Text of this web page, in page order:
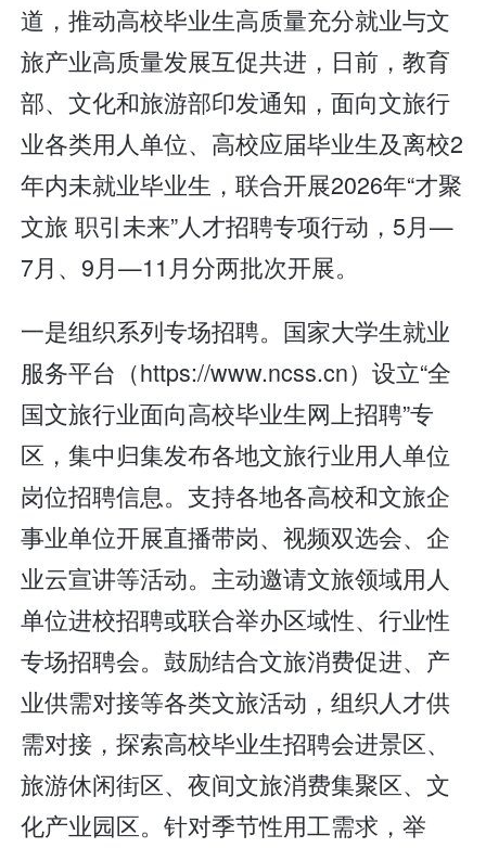
道，推动高校毕业生高质量充分就业与文
旅产业高质量发展互促共进，日前，教育
部、文化和旅游部印发通知，面向文旅行
业各类用人单位、高校应届毕业生及离校2
年内未就业毕业生，联合开展2026年“才聚
文旅 职引未来”人才招聘专项行动，5月—
7月、9月—11月分两批次开展。
一是组织系列专场招聘。国家大学生就业
服务平台（https://www.ncss.cn）设立“全
国文旅行业面向高校毕业生网上招聘”专
区，集中归集发布各地文旅行业用人单位
岗位招聘信息。支持各地各高校和文旅企
事业单位开展直播带岗、视频双选会、企
业云宣讲等活动。主动邀请文旅领域用人
单位进校招聘或联合举办区域性、行业性
专场招聘会。鼓励结合文旅消费促进、产
业供需对接等各类文旅活动，组织人才供
需对接，探索高校毕业生招聘会进景区、
旅游休闲街区、夜间文旅消费集聚区、文
化产业园区。针对季节性用工需求，举